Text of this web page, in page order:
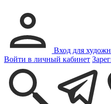
Вход для
Войти в личный кабинет